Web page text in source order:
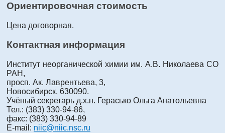
Ориентировочная стоимость
Цена договорная.
Контактная информация
Институт неорганической химии им. А.В. Николаева СО
РАН,
просп. Ак. Лаврентьева, 3,
Новосибирск, 630090.
Учёный секретарь д.х.н. Герасько Ольга Анатольевна
Тел.: (383) 330-94-86,
факс: (383) 330-94-89
E-mail: niic@niic.nsc.ru